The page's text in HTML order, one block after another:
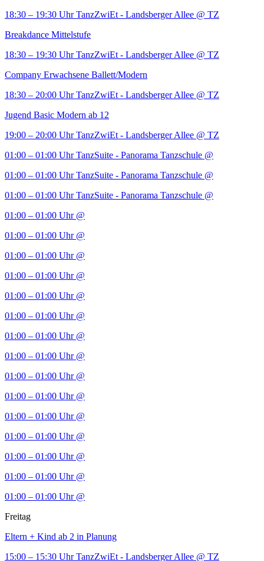
18:30 – 19:30 Uhr TanzZwiEt - Landsberger Allee @ TZ
Breakdance Mittelstufe
18:30 – 19:30 Uhr TanzZwiEt - Landsberger Allee @ TZ
Company Erwachsene Ballett/Modern
18:30 – 20:00 Uhr TanzZwiEt - Landsberger Allee @ TZ
Jugend Basic Modern ab 12
19:00 – 20:00 Uhr TanzZwiEt - Landsberger Allee @ TZ
01:00 – 01:00 Uhr TanzSuite - Panorama Tanzschule @
01:00 – 01:00 Uhr TanzSuite - Panorama Tanzschule @
01:00 – 01:00 Uhr TanzSuite - Panorama Tanzschule @
01:00 – 01:00 Uhr @
01:00 – 01:00 Uhr @
01:00 – 01:00 Uhr @
01:00 – 01:00 Uhr @
01:00 – 01:00 Uhr @
01:00 – 01:00 Uhr @
01:00 – 01:00 Uhr @
01:00 – 01:00 Uhr @
01:00 – 01:00 Uhr @
01:00 – 01:00 Uhr @
01:00 – 01:00 Uhr @
01:00 – 01:00 Uhr @
01:00 – 01:00 Uhr @
01:00 – 01:00 Uhr @
01:00 – 01:00 Uhr @
Freitag
Eltern + Kind ab 2 in Planung
15:00 – 15:30 Uhr TanzZwiEt - Landsberger Allee @ TZ